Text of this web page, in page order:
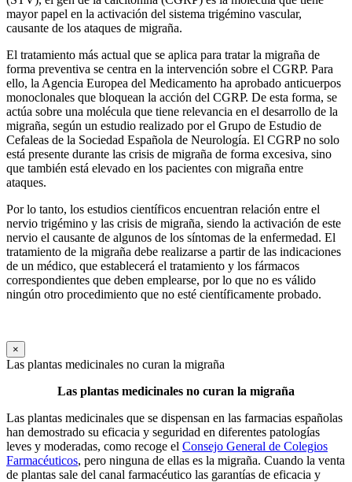
mayor papel en la activación del sistema trigémino vascular,
causante de los ataques de migraña.
El tratamiento más actual que se aplica para tratar la migraña de
forma preventiva se centra en la intervención sobre el CGRP. Para
ello, la Agencia Europea del Medicamento ha aprobado anticuerpos
monoclonales que bloquean la acción del CGRP. De esta forma, se
actúa sobre una molécula que tiene relevancia en el desarrollo de la
migraña, según un estudio realizado por el Grupo de Estudio de
Cefaleas de la Sociedad Española de Neurología. El CGRP no solo
está presente durante las crisis de migraña de forma excesiva, sino
que también está elevado en los pacientes con migraña entre
ataques.
Por lo tanto, los estudios científicos encuentran relación entre el
nervio trigémino y las crisis de migraña, siendo la activación de este
nervio el causante de algunos de los síntomas de la enfermedad. El
tratamiento de la migraña debe realizarse a partir de las indicaciones
de un médico, que establecerá el tratamiento y los fármacos
correspondientes que deben emplearse, por lo que no es válido
ningún otro procedimiento que no esté científicamente probado.
×
Las plantas medicinales no curan la migraña
Las plantas medicinales no curan la migraña
Las plantas medicinales que se dispensan en las farmacias españolas
han demostrado su eficacia y seguridad en diferentes patologías
leves y moderadas, como recoge el Consejo General de Colegios
Farmacéuticos, pero ninguna de ellas es la migraña. Cuando la venta
de plantas sale del canal farmacéutico las garantías de eficacia y